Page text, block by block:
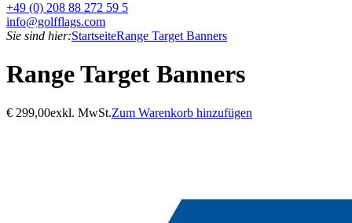
+49 (0) 208 88 272 59 5
info@golfflags.com
Sie sind hier:StartseiteRange Target Banners
Range Target Banners
€ 299,00exkl. MwSt.Zum Warenkorb hinzufügen